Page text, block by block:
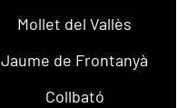
Mollet del Vallès
Jaume de Frontanyà
Collbató